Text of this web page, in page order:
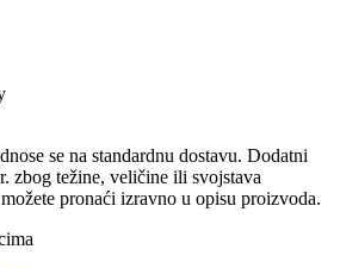
se na standardnu ​​dostavu. Dodatni
zbog težine, veličine ili svojstava
pronaći izravno u opisu proizvoda.